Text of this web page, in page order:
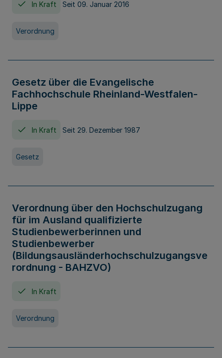
In Kraft Seit 09. Januar 2016
Verordnung
Gesetz über die Evangelische
Fachhochschule Rheinland-Westfalen-
Lippe
In Kraft Seit 29. Dezember 1987
Gesetz
Verordnung über den Hochschulzugang
für im Ausland qualifizierte
Studienbewerberinnen und
Studienbewerber
(Bildungsausländerhochschulzugangsve
rordnung - BAHZVO)
In Kraft
Verordnung